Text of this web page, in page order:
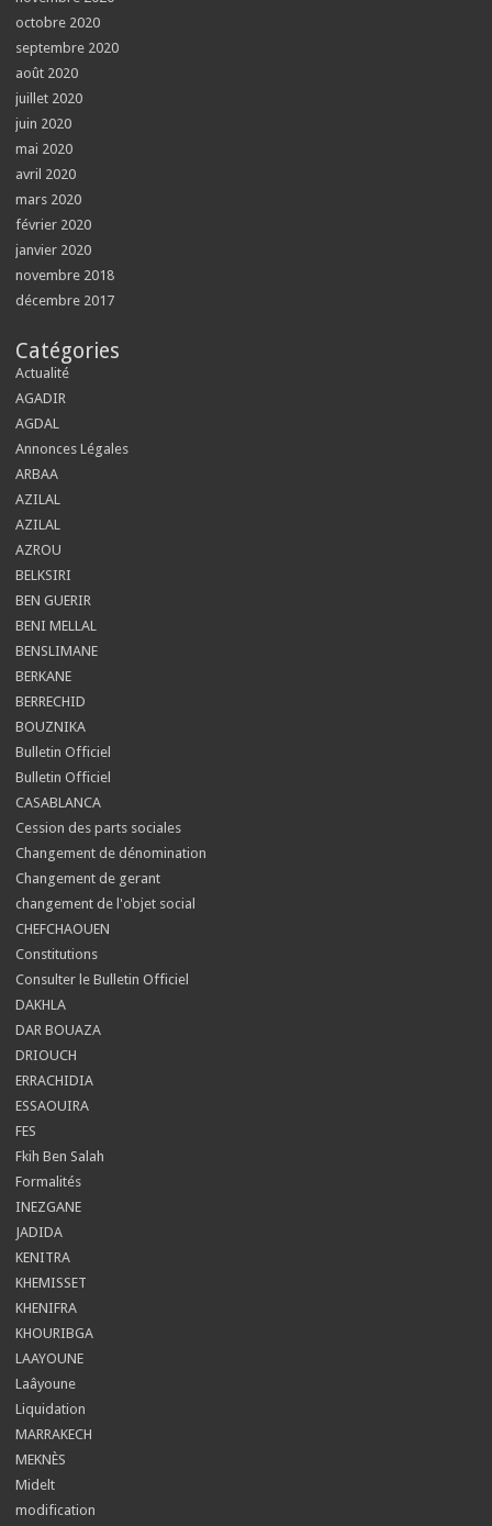
octobre 2020
septembre 2020
août 2020
juillet 2020
juin 2020
mai 2020
avril 2020
mars 2020
février 2020
janvier 2020
novembre 2018
décembre 2017
Catégories
Actualité
AGADIR
AGDAL
Annonces Légales
ARBAA
AZILAL
AZILAL
AZROU
BELKSIRI
BEN GUERIR
BENI MELLAL
BENSLIMANE
BERKANE
BERRECHID
BOUZNIKA
Bulletin Officiel
Bulletin Officiel
CASABLANCA
Cession des parts sociales
Changement de dénomination
Changement de gerant
changement de l'objet social
CHEFCHAOUEN
Constitutions
Consulter le Bulletin Officiel
DAKHLA
DAR BOUAZA
DRIOUCH
ERRACHIDIA
ESSAOUIRA
FES
Fkih Ben Salah
Formalités
INEZGANE
JADIDA
KENITRA
KHEMISSET
KHENIFRA
KHOURIBGA
LAAYOUNE
Laâyoune
Liquidation
MARRAKECH
MEKNÈS
Midelt
modification